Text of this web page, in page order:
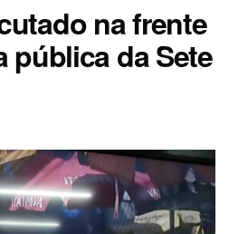
na frente
pública da Sete